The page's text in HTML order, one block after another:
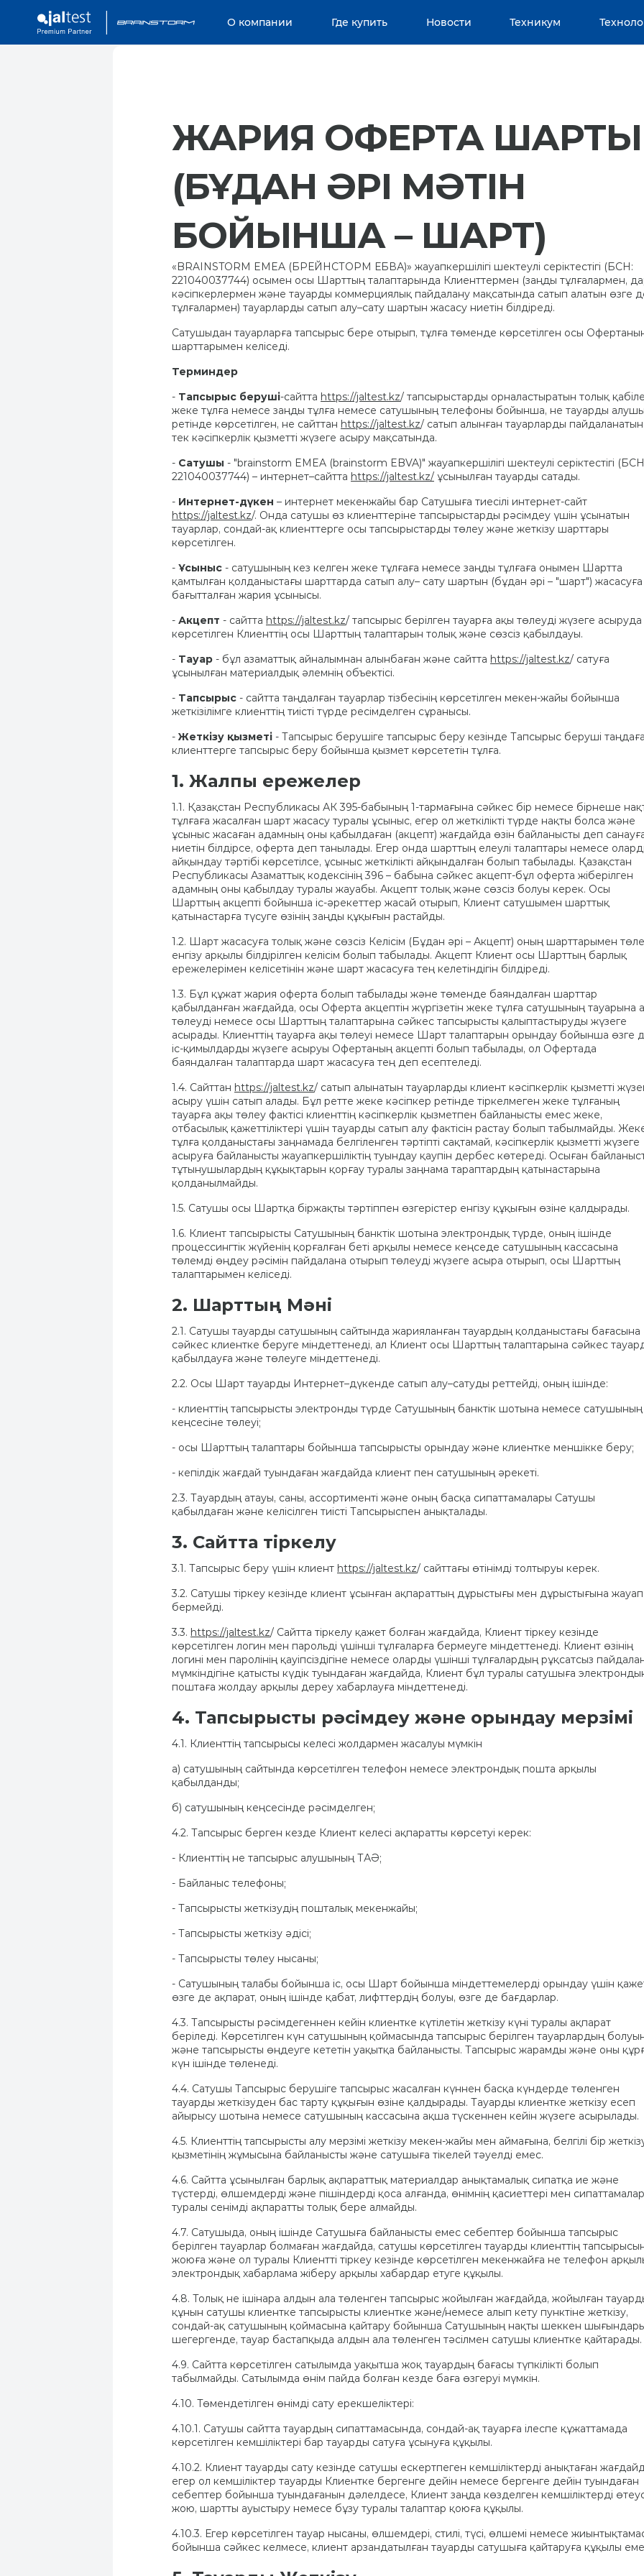
О компании Где купить Новости Техникум
ЖАРИЯ ОФЕРТА ШАРТЫ
(БҰДАН ӘРІ МӘТІН
БОЙЫНША – ШАРТ)
«BRAINSTORM EMEA (БРЕЙНСТОРМ ЕБВА)» жауапкершілігі шектеулі серіктестігі (БСН:
221040037744) осымен осы Шарттың талаптарында Клиенттермен (заңды тұлғалармен,
кәсіпкерлермен және тауарды коммерциялық пайдалану мақсатында сатып алатын өзге
тұлғалармен) тауарларды сатып алу–сату шартын жасасу ниетін білдіреді.
Сатушыдан тауарларға тапсырыс бере отырып, тұлға төменде көрсетілген осы
шарттарымен келіседі.
Терминдер
- Тапсырыс беруші-сайтта https://jaltest.kz/ тапсырыстарды орналастыратын толық
жеке тұлға немесе заңды тұлға немесе сатушының телефоны бойынша, не тауарды
ретінде көрсетілген, не сайттан https://jaltest.kz/ сатып алынған тауарларды
тек кәсіпкерлік қызметті жүзеге асыру мақсатында.
- Сатушы - "brainstorm EMEA (brainstorm EBVA)" жауапкершілігі шектеулі серіктестігі
221040037744) – интернет–сайтта https://jaltest.kz/ ұсынылған тауарды сатады.
- Интернет-дүкен – интернет мекенжайы бар Сатушыға тиесілі интернет-сайт
https://jaltest.kz/. Онда сатушы өз клиенттеріне тапсырыстарды рәсімдеу үшін ұсынатын
тауарлар, сондай-ақ клиенттерге осы тапсырыстарды төлеу және жеткізу шарттары
көрсетілген.
- Ұсыныс - сатушының кез келген жеке тұлғаға немесе заңды тұлғаға онымен Шартта
қамтылған қолданыстағы шарттарда сатып алу– сату шартын (бұдан әрі – "шарт") жасасуға
бағытталған жария ұсынысы.
- Акцепт - сайтта https://jaltest.kz/ тапсырыс берілген тауарға ақы төлеуді жүзеге асыруда
көрсетілген Клиенттің осы Шарттың талаптарын толық және сөзсіз қабылдауы.
- Тауар - бұл азаматтық айналымнан алынбаған және сайтта https://jaltest.kz/ сатуға
ұсынылған материалдық әлемнің объектісі.
- Тапсырыс - сайтта таңдалған тауарлар тізбесінің көрсетілген мекен-жайы бойынша
жеткізілімге клиенттің тиісті түрде ресімделген сұранысы.
- Жеткізу қызметі - Тапсырыс берушіге тапсырыс беру кезінде Тапсырыс беруші
клиенттерге тапсырыс беру бойынша қызмет көрсететін тұлға.
1. Жалпы ережелер
1.1. Қазақстан Республикасы АК 395-бабының 1-тармағына сәйкес бір немесе бірнеше
тұлғаға жасалған шарт жасасу туралы ұсыныс, егер ол жеткілікті түрде нақты болса және
ұсыныс жасаған адамның оны қабылдаған (акцепт) жағдайда өзін байланысты деп
ниетін білдірсе, оферта деп танылады. Егер онда шарттың елеулі талаптары немесе
айқындау тәртібі көрсетілсе, ұсыныс жеткілікті айқындалған болып табылады. Қазақстан
Республикасы Азаматтық кодексінің 396 – бабына сәйкес акцепт-бұл оферта жіберілген
адамның оны қабылдау туралы жауабы. Акцепт толық және сөзсіз болуы керек. Осы
Шарттың акцепті бойынша іс-әрекеттер жасай отырып, Клиент сатушымен шарттық
қатынастарға түсуге өзінің заңды құқығын растайды.
1.2. Шарт жасасуға толық және сөзсіз Келісім (Бұдан әрі – Акцепт) оның шарттарымен
енгізу арқылы білдірілген келісім болып табылады. Акцепт Клиент осы Шарттың барлық
ережелерімен келісетінін және шарт жасасуға тең келетіндігін білдіреді.
1.3. Бұл құжат жария оферта болып табылады және төменде баяндалған шарттар
қабылданған жағдайда, осы Оферта акцептін жүргізетін жеке тұлға сатушының тауарына
төлеуді немесе осы Шарттың талаптарына сәйкес тапсырысты қалыптастыруды жүзеге
асырады. Клиенттің тауарға ақы төлеуі немесе Шарт талаптарын орындау бойынша өзге
іс-қимылдарды жүзеге асыруы Офертаның акцепті болып табылады, ол Офертада
баяндалған талаптарда шарт жасасуға тең деп есептеледі.
1.4. Сайттан https://jaltest.kz/ сатып алынатын тауарларды клиент кәсіпкерлік қызметті
асыру үшін сатып алады. Бұл ретте жеке кәсіпкер ретінде тіркелмеген жеке тұлғаның
тауарға ақы төлеу фактісі клиенттің кәсіпкерлік қызметпен байланысты емес жеке,
отбасылық қажеттіліктері үшін тауарды сатып алу фактісін растау болып табылмайды.
тұлға қолданыстағы заңнамада белгіленген тәртіпті сақтамай, кәсіпкерлік қызметті жүзеге
асыруға байланысты жауапкершіліктің туындау қаупін дербес көтереді. Осыған
тұтынушылардың құқықтарын қорғау туралы заңнама тараптардың қатынастарына
қолданылмайды.
1.5. Сатушы осы Шартқа біржақты тәртіппен өзгерістер енгізу құқығын өзіне қалдырады.
1.6. Клиент тапсырысты Сатушының банктік шотына электрондық түрде, оның ішінде
процессингтік жүйенің қорғалған беті арқылы немесе кеңседе сатушының кассасына
төлемді өңдеу рәсімін пайдалана отырып төлеуді жүзеге асыра отырып, осы Шарттың
талаптарымен келіседі.
2. Шарттың Мәні
2.1. Сатушы тауарды сатушының сайтында жарияланған тауардың қолданыстағы бағасына
сәйкес клиентке беруге міндеттенеді, ал Клиент осы Шарттың талаптарына сәйкес
қабылдауға және төлеуге міндеттенеді.
2.2. Осы Шарт тауарды Интернет–дүкенде сатып алу–сатуды реттейді, оның ішінде:
- клиенттің тапсырысты электронды түрде Сатушының банктік шотына немесе сатушының
кеңсесіне төлеуі;
- осы Шарттың талаптары бойынша тапсырысты орындау және клиентке меншікке беру;
- кепілдік жағдай туындаған жағдайда клиент пен сатушының әрекеті.
2.3. Тауардың атауы, саны, ассортименті және оның басқа сипаттамалары Сатушы
қабылдаған және келісілген тиісті Тапсырыспен анықталады.
3. Сайтта тіркелу
3.1. Тапсырыс беру үшін клиент https://jaltest.kz/ сайттағы өтінімді толтыруы керек.
3.2. Сатушы тіркеу кезінде клиент ұсынған ақпараттың дұрыстығы мен дұрыстығына жауап
бермейді.
3.3. https://jaltest.kz/ Сайтта тіркелу қажет болған жағдайда, Клиент тіркеу кезінде
көрсетілген логин мен парольді үшінші тұлғаларға бермеуге міндеттенеді. Клиент өзінің
логині мен паролінің қауіпсіздігіне немесе оларды үшінші тұлғалардың рұқсатсыз
мүмкіндігіне қатысты күдік туындаған жағдайда, Клиент бұл туралы сатушыға
поштаға жолдау арқылы дереу хабарлауға міндеттенеді.
4. Тапсырысты рәсімдеу және орындау мерзімі
4.1. Клиенттің тапсырысы келесі жолдармен жасалуы мүмкін
а) сатушының сайтында көрсетілген телефон немесе электрондық пошта арқылы
қабылданды;
б) сатушының кеңсесінде рәсімделген;
4.2. Тапсырыс берген кезде Клиент келесі ақпаратты көрсетуі керек:
- Клиенттің не тапсырыс алушының ТАӘ;
- Байланыс телефоны;
- Тапсырысты жеткізудің пошталық мекенжайы;
- Тапсырысты жеткізу әдісі;
- Тапсырысты төлеу нысаны;
- Сатушының талабы бойынша іс, осы Шарт бойынша міндеттемелерді орындау үшін
өзге де ақпарат, оның ішінде қабат, лифттердің болуы, өзге де бағдарлар.
4.3. Тапсырысты рәсімдегеннен кейін клиентке күтілетін жеткізу күні туралы ақпарат
беріледі. Көрсетілген күн сатушының қоймасында тапсырыс берілген тауарлардың
және тапсырысты өңдеуге кететін уақытқа байланысты. Тапсырыс жарамды және оны
күн ішінде төленеді.
4.4. Сатушы Тапсырыс берушіге тапсырыс жасалған күннен басқа күндерде төленген
тауарды жеткізуден бас тарту құқығын өзіне қалдырады. Тауарды клиентке жеткізу есеп
айырысу шотына немесе сатушының кассасына ақша түскеннен кейін жүзеге асырылады.
4.5. Клиенттің тапсырысты алу мерзімі жеткізу мекен-жайы мен аймағына, белгілі бір
қызметінің жұмысына байланысты және сатушыға тікелей тәуелді емес.
4.6. Сайтта ұсынылған барлық ақпараттық материалдар анықтамалық сипатқа ие және
түстерді, өлшемдерді және пішіндерді қоса алғанда, өнімнің қасиеттері мен
туралы сенімді ақпаратты толық бере алмайды.
4.7. Сатушыда, оның ішінде Сатушыға байланысты емес себептер бойынша тапсырыс
берілген тауарлар болмаған жағдайда, сатушы көрсетілген тауарды клиенттің
жоюға және ол туралы Клиентті тіркеу кезінде көрсетілген мекенжайға не телефон
электрондық хабарлама жіберу арқылы хабардар етуге құқылы.
4.8. Толық не ішінара алдын ала төленген тапсырыс жойылған жағдайда, жойылған
құнын сатушы клиентке тапсырысты клиентке және/немесе алып кету пунктіне жеткізу,
сондай-ақ сатушының қоймасына қайтару бойынша Сатушының нақты шеккен
шегергенде, тауар бастапқыда алдын ала төленген тәсілмен сатушы клиентке қайтарады.
4.9. Сайтта көрсетілген сатылымда уақытша жоқ тауардың бағасы түпкілікті болып
табылмайды. Сатылымда өнім пайда болған кезде баға өзгеруі мүмкін.
4.10. Төмендетілген өнімді сату ерекшеліктері:
4.10.1. Сатушы сайтта тауардың сипаттамасында, сондай-ақ тауарға ілеспе құжаттамада
көрсетілген кемшіліктері бар тауарды сатуға ұсынуға құқылы.
4.10.2. Клиент тауарды сату кезінде сатушы ескертпеген кемшіліктерді анықтаған
егер ол кемшіліктер тауарды Клиентке бергенге дейін немесе бергенге дейін туындаған
себептер бойынша туындағанын дәлелдесе, Клиент заңда көзделген кемшіліктерді
жою, шартты ауыстыру немесе бұзу туралы талаптар қоюға құқылы.
4.10.3. Егер көрсетілген тауар нысаны, өлшемдері, стилі, түсі, өлшемі немесе
бойынша сәйкес келмесе, клиент арзандатылған тауарды сатушыға қайтаруға құқылы